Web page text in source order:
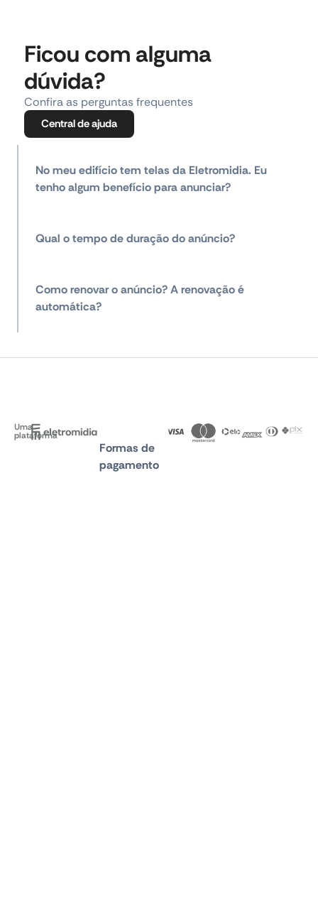
Ficou com alguma
dúvida?
Confira as perguntas frequentes
Central de ajuda
No meu edifício tem telas da Eletromidia. Eu
tenho algum benefício para anunciar?
Qual o tempo de duração do anúncio?
Como renovar o anúncio? A renovação é
automática?
Uma
plataforma
Formas de
pagamento